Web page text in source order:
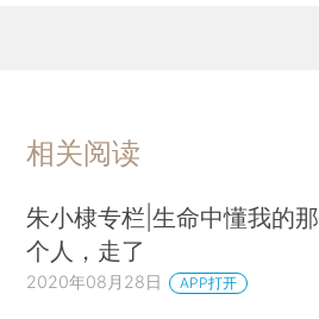
相关阅读
朱小棣专栏|生命中懂我的那
个人，走了
2020年08月28日 APP打开